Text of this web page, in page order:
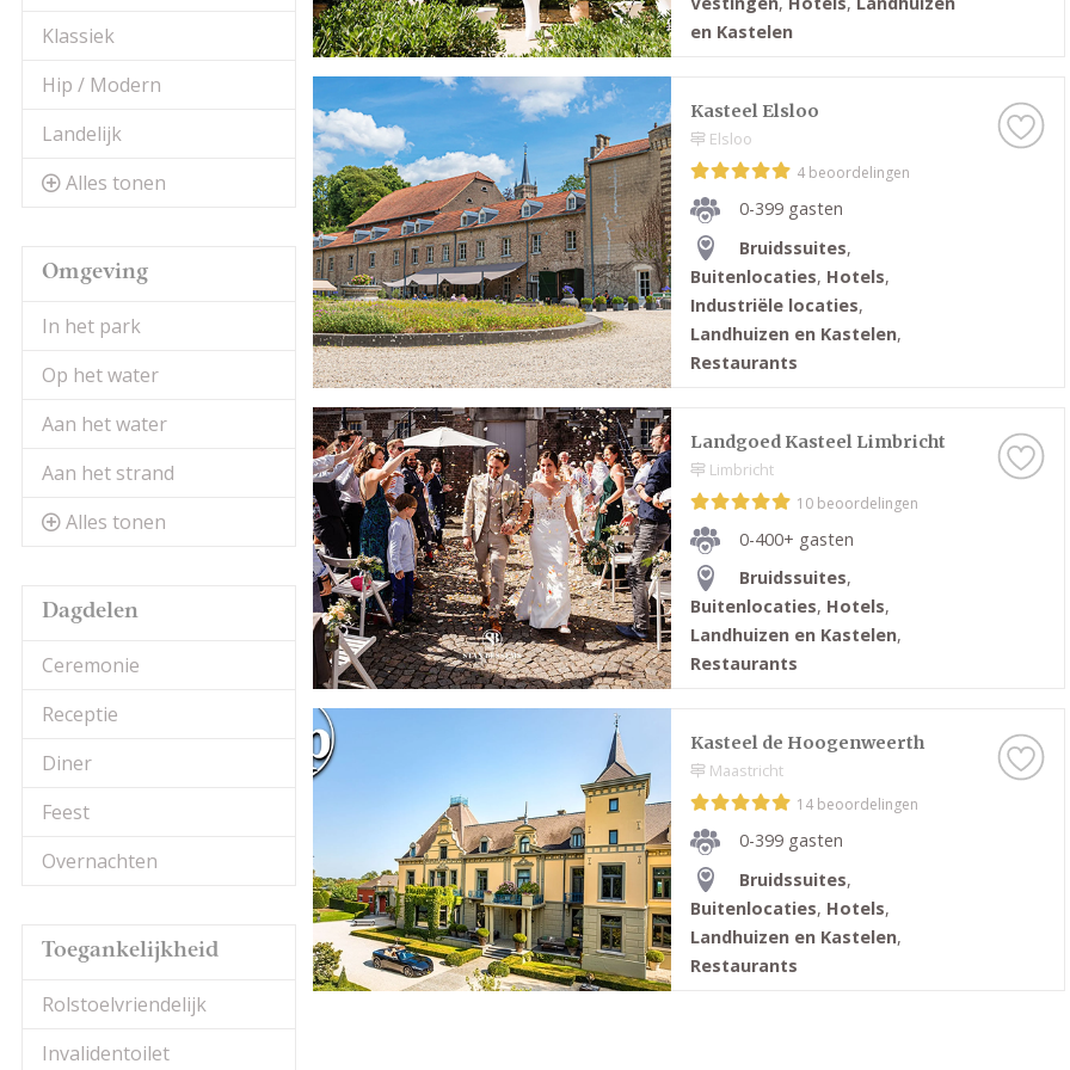
Klassiek
Hip / Modern
Landelijk
Alles tonen
Omgeving
In het park
Op het water
Aan het water
Aan het strand
Alles tonen
Dagdelen
Ceremonie
Receptie
Diner
Feest
Overnachten
Toegankelijkheid
Rolstoelvriendelijk
Invalidentoilet
en Kastelen
Kasteel Elsloo
Elsloo
4 beoordelingen
0-399 gasten
Bruidssuites,
Buitenlocaties, Hotels,
Industriële locaties,
Landhuizen en Kastelen,
Restaurants
Landgoed Kasteel Limbricht
Limbricht
10 beoordelingen
0-400+ gasten
Bruidssuites,
Buitenlocaties, Hotels,
Landhuizen en Kastelen,
Restaurants
Kasteel de Hoogenweerth
Maastricht
14 beoordelingen
0-399 gasten
Bruidssuites,
Buitenlocaties, Hotels,
Landhuizen en Kastelen,
Restaurants